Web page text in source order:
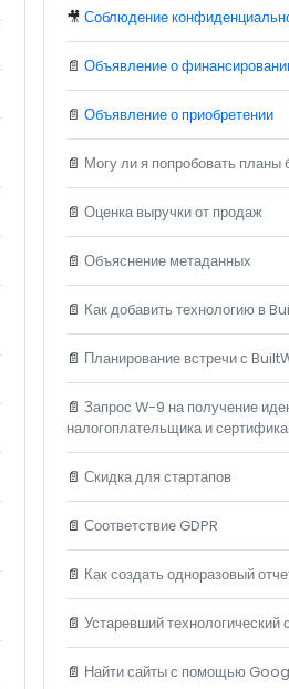
🎥Соблюдение
📄Объявление о
📄Объявление о приобретении
📄 Могу ли я попробовать планы
📄Оценка выручки от продаж
📄Объяснение метаданных
📄 Как добавить технологию в
📄 Планирование встречи с
📄Запрос W-9 на получение
налогоплательщика и
📄Скидка для стартапов
📄Соответствие GDPR
📄 Как создать одноразовый
📄Устаревший технологический
📄 Найти сайты с помощью